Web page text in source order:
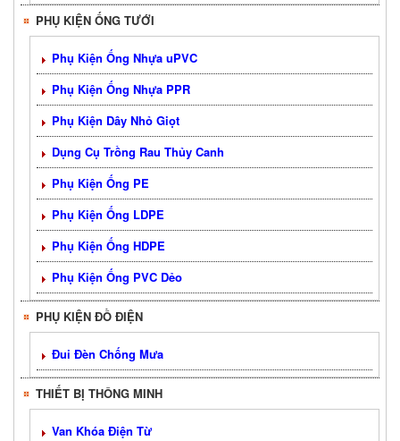
PHỤ KIỆN ỐNG TƯỚI
Phụ Kiện Ống Nhựa uPVC
Phụ Kiện Ống Nhựa PPR
Phụ Kiện Dây Nhỏ Giọt
Dụng Cụ Trồng Rau Thủy Canh
Phụ Kiện Ống PE
Phụ Kiện Ống LDPE
Phụ Kiện Ống HDPE
Phụ Kiện Ống PVC Dẻo
PHỤ KIỆN ĐỒ ĐIỆN
Đui Đèn Chống Mưa
THIẾT BỊ THÔNG MINH
Van Khóa Điện Từ